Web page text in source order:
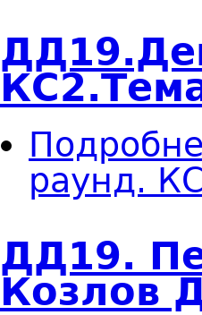
раунд.
ДД19.
Козлов